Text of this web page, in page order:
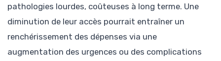
pathologies lourdes, coûteuses à long terme. Une
diminution de leur accès pourrait entraîner un
renchérissement des dépenses via une
augmentation des urgences ou des complications